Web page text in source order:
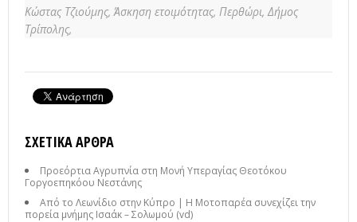
Κώστας Τζιούμης,Άσκηση ετοιμότητας, Περθώρι,Δήμος
Τρίπολης,
ΣΧΕΤΙΚΆ ΆΡΘΡΑ
Προεόρτια Αγρυπνία στη Μονή Υπεραγίας Θεοτόκου
Γοργοεπηκόου Νεστάνης
Από το Λεωνίδιο στην Κύπρο | Η Μοτοπαρέα συνεχίζει την
πορεία μνήμης Ισαάκ – Σολωμού (vd)